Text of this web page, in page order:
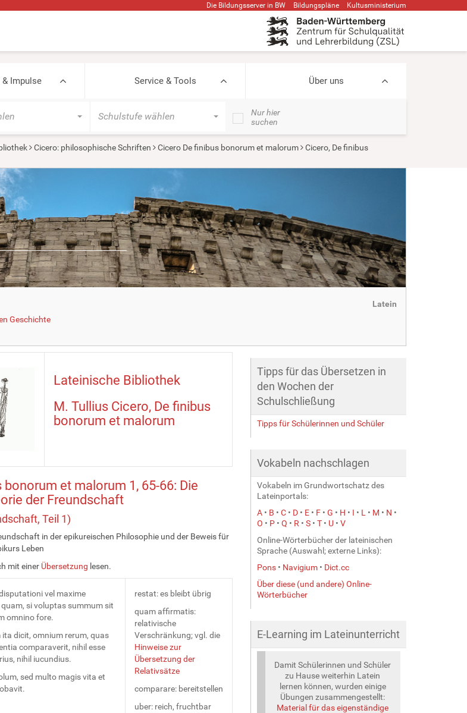
Die Bildungsserver in BW Bildungspläne Kultusministerium
& Impulse Service & Tools Über uns
Schulstufe wählen
Nur hier
suchen
Cicero: philosophische Schriften Cicero De finibus bonorum et malorum
Cicero, De finibus
Geschichte
Latein
Lateinische Bibliothek
M. Tullius Cicero, De finibus
bonorum et malorum
bonorum et malorum 1, 65-66: Die
der Freundschaft
Teil 1)
in der epikureischen Philosophie und der Beweis für
Leben
mit einer Übersetzung lesen.
vel maxime
si voluptas summum sit
omnino fore.
ita dicit, omnium rerum, quas
comparaverit, nihil esse
nihil iucundius.
sed multo magis vita et
restat: es bleibt übrig
quam affirmatis:
relativische
Verschränkung; vgl. die
Hinweise zur
Übersetzung der
Relativsätze
comparare: bereitstellen
uber: reich, fruchtbar
Tipps für das Übersetzen in
den Wochen der
Schulschließung
Tipps für Schülerinnen und Schüler
Vokabeln nachschlagen
Vokabeln im Grundwortschatz des
Lateinportals:
A• B • C• D• E• F• G • H • I • L • M • N •
O • P• Q • R • S• T• U• V
Online-Wörterbücher der lateinischen
Sprache (Auswahl; externe Links):
Pons• Navigium• Dict.cc
Über diese (und andere) Online-
Wörterbücher
E-Learning im Lateinunterricht
Damit Schülerinnen und Schüler
zu Hause weiterhin Latein
lernen können, wurden einige
Übungen zusammengestellt:
Material für das eigenständige